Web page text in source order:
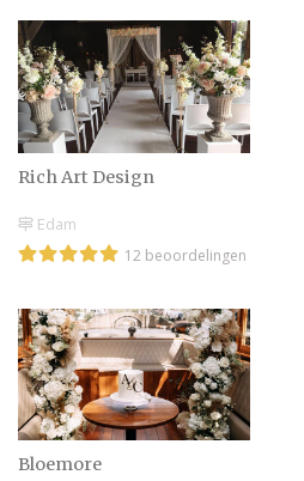
Rich Art Design
Edam
12 beoordelingen
Bloemore